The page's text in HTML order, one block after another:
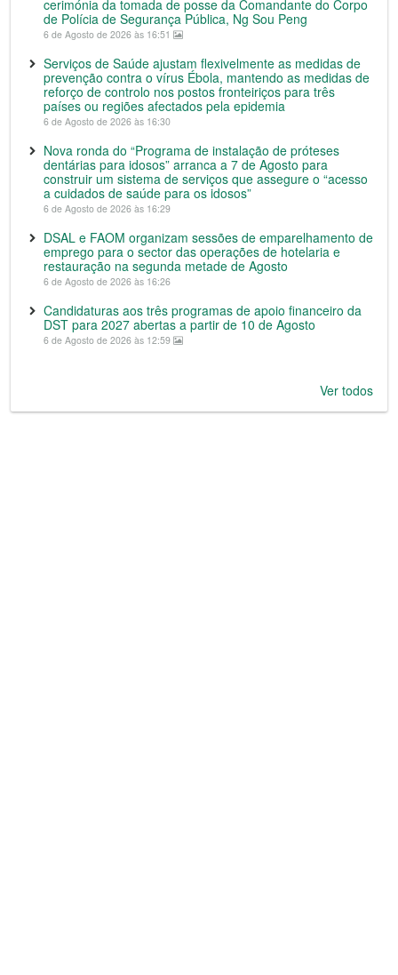
cerimónia da tomada de posse da Comandante do Corpo
de Polícia de Segurança Pública, Ng Sou Peng
6 de Agosto de 2026 às 16:51
Serviços de Saúde ajustam flexivelmente as medidas de
prevenção contra o vírus Ébola, mantendo as medidas de
reforço de controlo nos postos fronteiriços para três
países ou regiões afectados pela epidemia
6 de Agosto de 2026 às 16:30
Nova ronda do “Programa de instalação de próteses
dentárias para idosos” arranca a 7 de Agosto para
construir um sistema de serviços que assegure o “acesso
a cuidados de saúde para os idosos”
6 de Agosto de 2026 às 16:29
DSAL e FAOM organizam sessões de emparelhamento de
emprego para o sector das operações de hotelaria e
restauração na segunda metade de Agosto
6 de Agosto de 2026 às 16:26
Candidaturas aos três programas de apoio financeiro da
DST para 2027 abertas a partir de 10 de Agosto
6 de Agosto de 2026 às 12:59
Ver todos